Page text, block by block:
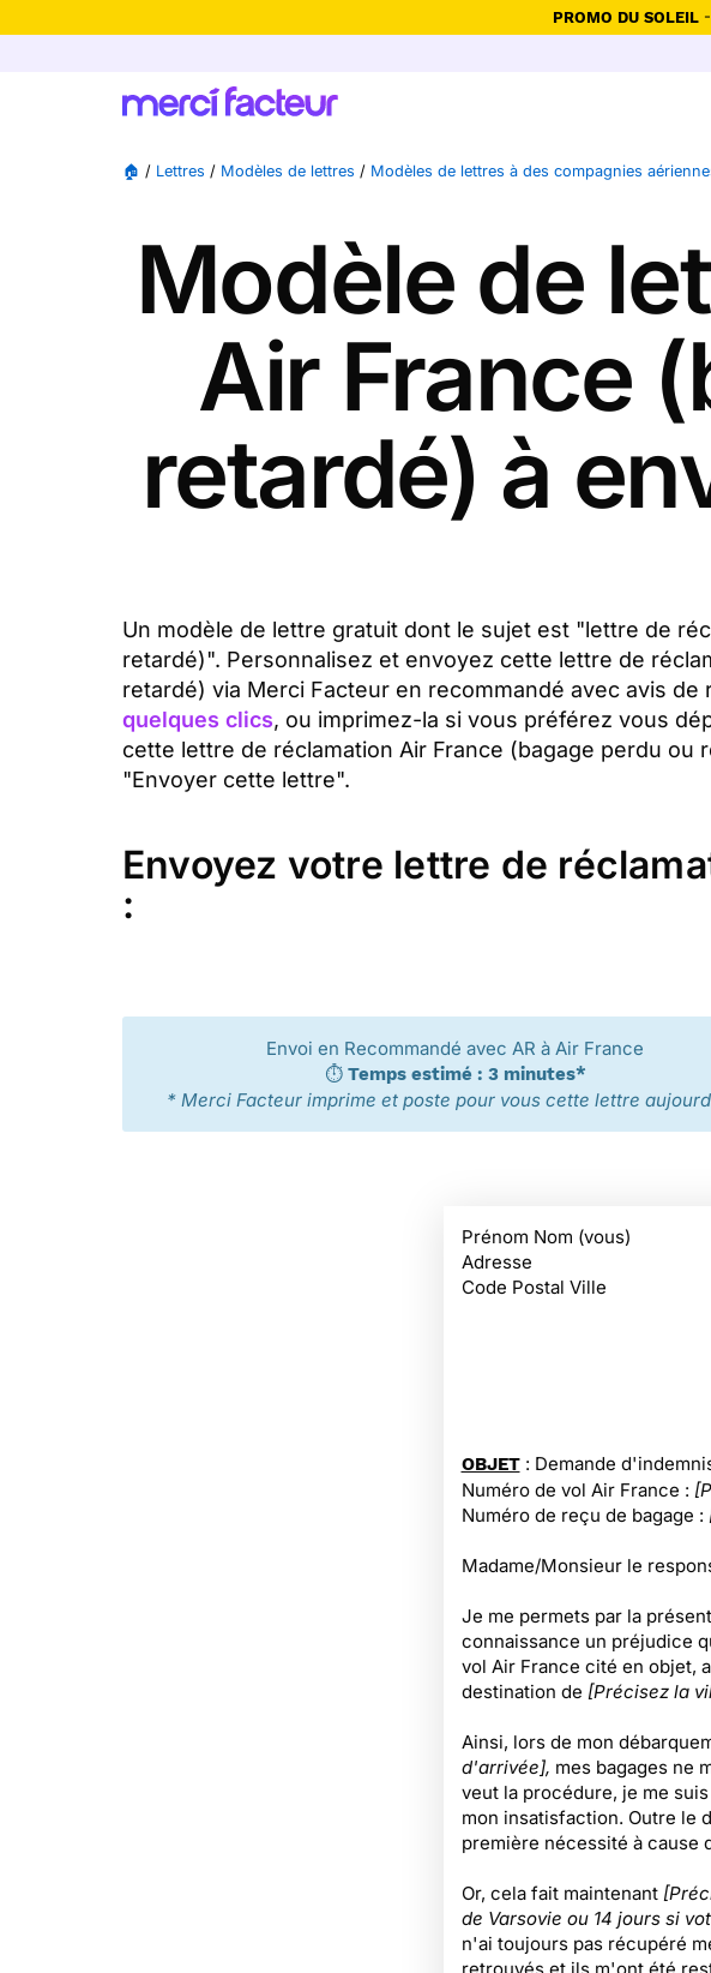
PROMO DU SOLEIL-
🏠 / Lettres / Modèles de lettres / Modèles de lettres à des compagnies
Modèle de
Air France
retardé) à
Un modèle de lettre gratuit dont le sujet est "lettre de
retardé)". Personnalisez et envoyez cette lettre de
retardé) via Merci Facteur en recommandé avec avis de
quelques clics, ou imprimez-la si vous préférez vous
cette lettre de réclamation Air France (bagage perdu ou
"Envoyer cette lettre".
Envoyez votre lettre de
:
Envoi en Recommandé avec AR à Air France
⏱️ Temps estimé : 3 minutes*
* Merci Facteur imprime et poste pour vous cette lettre
Prénom Nom (vous)
Adresse
Code Postal Ville
OBJET : Demande
Numéro de vol Air France :
Numéro de reçu de bagage :
Madame/Monsieur le
Je me permets par la
connaissance un préjudice
vol Air France cité en objet,
destination de [Précisez la
Ainsi, lors de mon
d'arrivée], mes bagages ne
veut la procédure, je me
mon insatisfaction. Outre le
première nécessité à cause
Or, cela fait maintenant
de Varsovie ou 14 jours si
n'ai toujours pas récupéré